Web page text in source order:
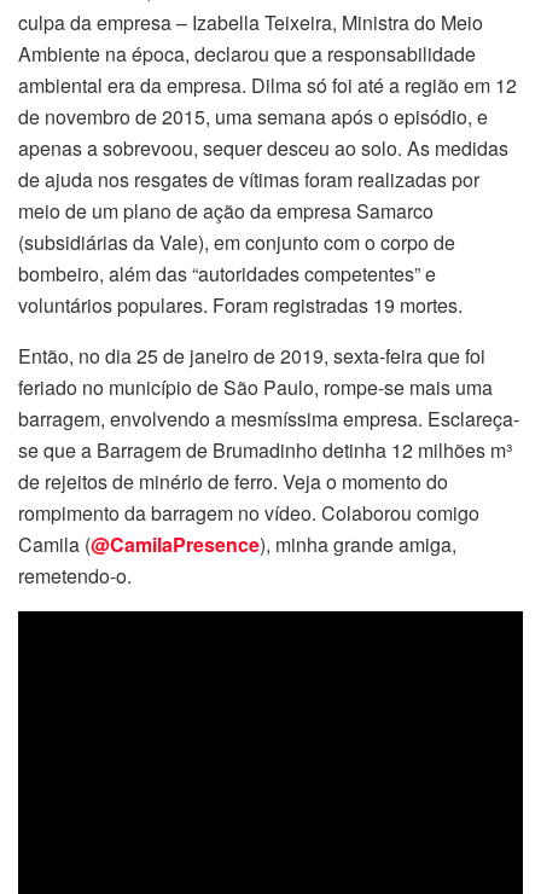
culpa da empresa – Izabella Teixeira, Ministra do Meio
Ambiente na época, declarou que a responsabilidade
ambiental era da empresa. Dilma só foi até a região em 12
de novembro de 2015, uma semana após o episódio, e
apenas a sobrevoou, sequer desceu ao solo. As medidas
de ajuda nos resgates de vítimas foram realizadas por
meio de um plano de ação da empresa Samarco
(subsidiárias da Vale), em conjunto com o corpo de
bombeiro, além das “autoridades competentes” e
voluntários populares. Foram registradas 19 mortes.
Então, no dia 25 de janeiro de 2019, sexta-feira que foi
feriado no município de São Paulo, rompe-se mais uma
barragem, envolvendo a mesmíssima empresa. Esclareça-
se que a Barragem de Brumadinho detinha 12 milhões m³
de rejeitos de minério de ferro. Veja o momento do
rompimento da barragem no vídeo. Colaborou comigo
Camila (@CamilaPresence), minha grande amiga,
remetendo-o.